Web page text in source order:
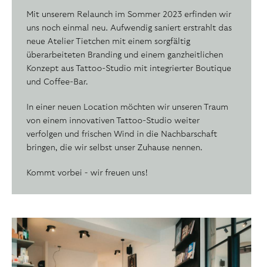
Mit unserem Relaunch im Sommer 2023 erfinden wir
uns noch einmal neu. Aufwendig saniert erstrahlt das
neue Atelier Tietchen mit einem sorgfältig
überarbeiteten Branding und einem ganzheitlichen
Konzept aus Tattoo-Studio mit integrierter Boutique
und Coffee-Bar.
In einer neuen Location möchten wir unseren Traum
von einem innovativen Tattoo-Studio weiter
verfolgen und frischen Wind in die Nachbarschaft
bringen, die wir selbst unser Zuhause nennen.
Kommt vorbei - wir freuen uns!